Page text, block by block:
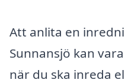
Att anlita en
Sunnansjö kan
när du ska inreda